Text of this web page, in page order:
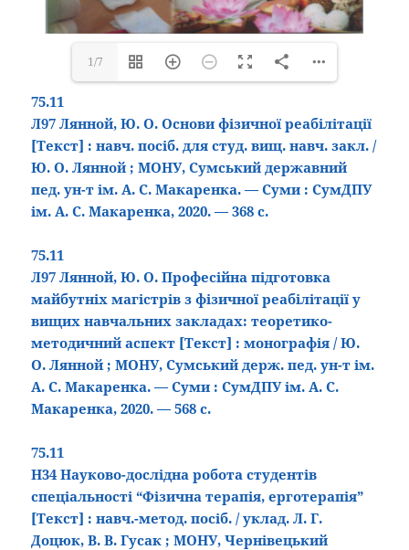
1/7
75.11
Л97 Лянной, Ю. О. Основи фізичної реабілітації
[Текст] : навч. посіб. для студ. вищ. навч. закл. /
Ю. О. Лянной ; МОНУ, Сумський державний
пед. ун-т ім. А. С. Макаренка. — Суми : СумДПУ
ім. А. С. Макаренка, 2020. — 368 с.
75.11
Л97 Лянной, Ю. О. Професійна підготовка
майбутніх магістрів з фізичної реабілітації у
вищих навчальних закладах: теоретико-
методичний аспект [Текст] : монографія / Ю.
О. Лянной ; МОНУ, Сумський держ. пед. ун-т ім.
А. С. Макаренка. — Суми : СумДПУ ім. А. С.
Макаренка, 2020. — 568 с.
75.11
Н34 Науково-дослідна робота студентів
спеціальності “Фізична терапія, ерготерапія”
[Текст] : навч.-метод. посіб. / уклад. Л. Г.
Доцюк, В. В. Гусак ; МОНУ, Чернівецький